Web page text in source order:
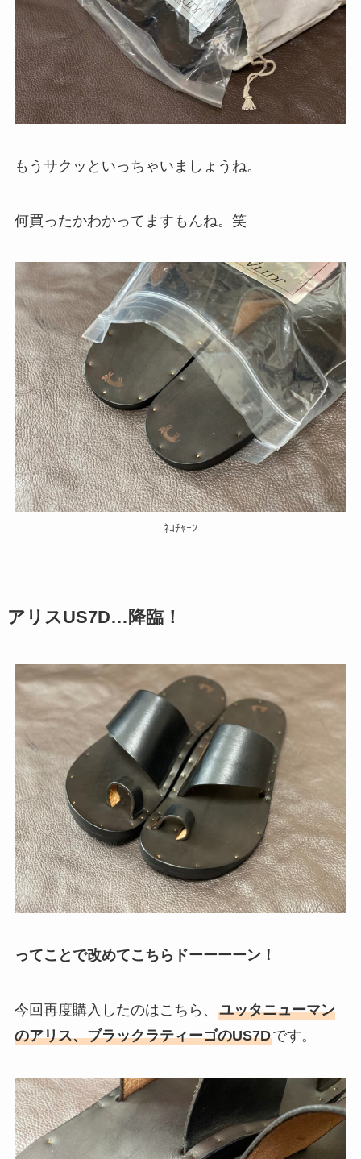
もうサクッといっちゃいましょうね。
何買ったかわかってますもんね。笑
ﾈｺﾁｬｰﾝ
アリスUS7D…降臨！
ってことで改めてこちらドーーーーン！
今回再度購入したのはこちら、 ユッタニューマン
のアリス、ブラックラティーゴのUS7Dです。